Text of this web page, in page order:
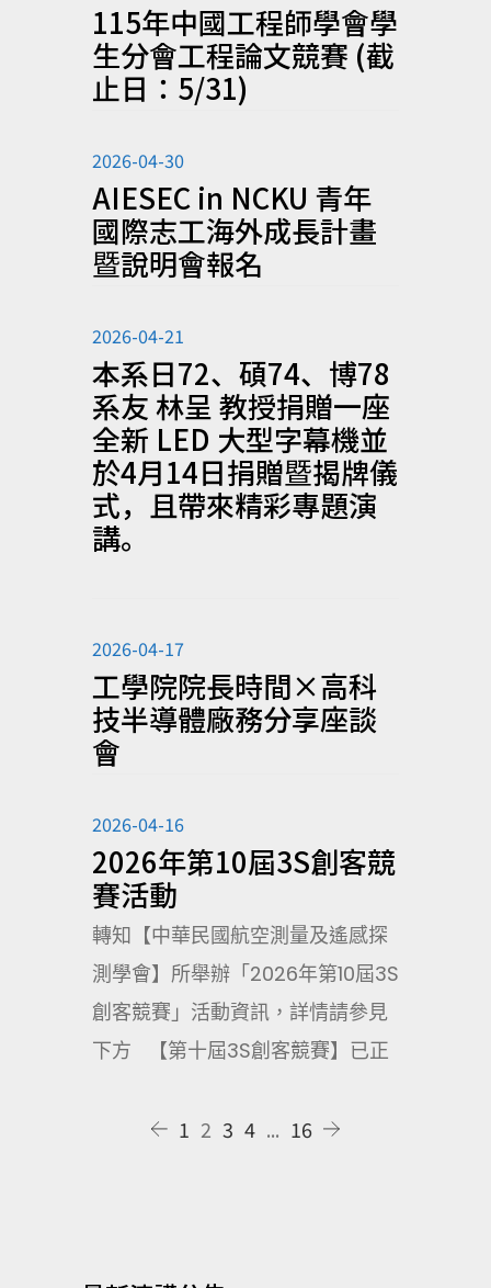
115年中國工程師學會學
生分會工程論文競賽 (截
止日：5/31)
2026-04-30
AIESEC in NCKU 青年
國際志工海外成長計畫
暨說明會報名
2026-04-21
本系日72、碩74、博78
系友 林呈 教授捐贈一座
全新 LED 大型字幕機並
於4月14日捐贈暨揭牌儀
式，且帶來精彩專題演
講。
2026-04-17
工學院院長時間×高科
技半導體廠務分享座談
會
2026-04-16
2026年第10屆3S創客競
賽活動
轉知【中華民國航空測量及遙感探
測學會】所舉辦「2026年第10屆3S
創客競賽」活動資訊，詳情請參見
下方 【第十屆3S創客競賽】已正
1 2 3 4 ... 16